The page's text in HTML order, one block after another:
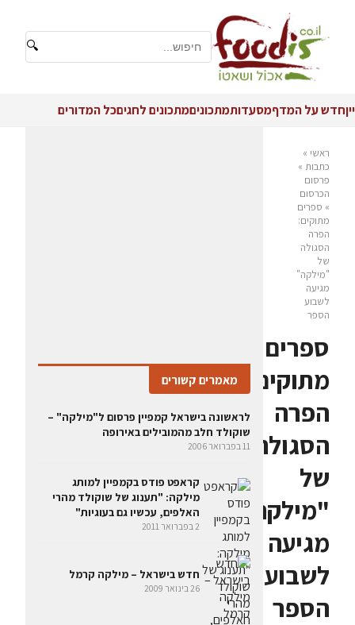
🔍
ייןחדש על המדףמסעדותמתכוניםמתכונים לחגיםכל המדורים
ראשי »
כתבות »
פרסום
הכרסום
» ספרים
מתוקים:
הפרה
הסגולה
של
"מילקה"
מגיעה
לשבוע
הספר
ספרים
מתוקים:
הפרה
הסגולה
של
"מילקה"
מגיעה
לשבוע
הספר
מאמרים קשורים
לראשונה בישראל קמפיין פרסום ל"מילקה" –
שוקולד חלב מהמובילים באירופה
11 בפברואר 2006
קראפט פודס בקמפיין למותג
מילקה: "תענוג של שוקולד מהרי
האלפים, עכשיו גם בעוגיות"
2 בפברואר 2011
חדש בישראל – מילקה קרמל
26 בינואר 2009